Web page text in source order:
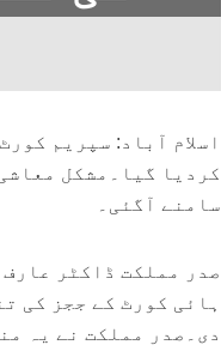
کردیا گیا۔مشکل
سامنے آگئی۔
صدر مملکت ڈاکٹر
دی۔صدر مملکت نے یہ